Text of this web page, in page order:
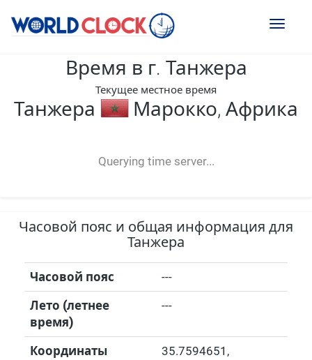
Toggle
Время в г. Танжера
Текущее местное время
Танжера Марокко, Африка
Querying time server...
-- ---- ----
Часовой пояс и общая информация для
Танжера
Часовой пояс ---
Лето (летнее
время)
---
Координаты 35.7594651 ,